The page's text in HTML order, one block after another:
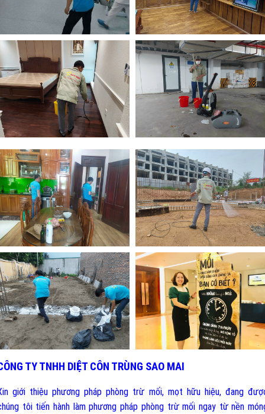
TY TNHH DIỆT CÔN TRÙNG SAO MAI
giới thiệu phương pháp phòng trừ mối, mọt hữu hiệu, đang
tôi tiến hành làm phương pháp phòng trừ mối ngay từ nền